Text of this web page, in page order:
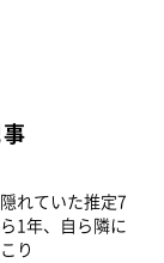
れていた推定7
1年、自ら隣に
り